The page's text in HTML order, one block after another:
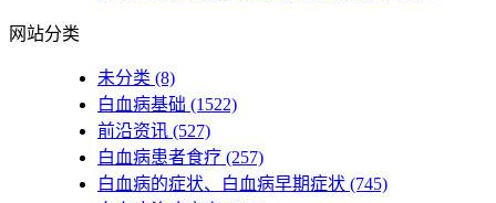
网站分类
未分类 (8)
白血病基础 (1522)
前沿资讯 (527)
白血病患者食疗 (257)
白血病的症状、白血病早期症状 (745)